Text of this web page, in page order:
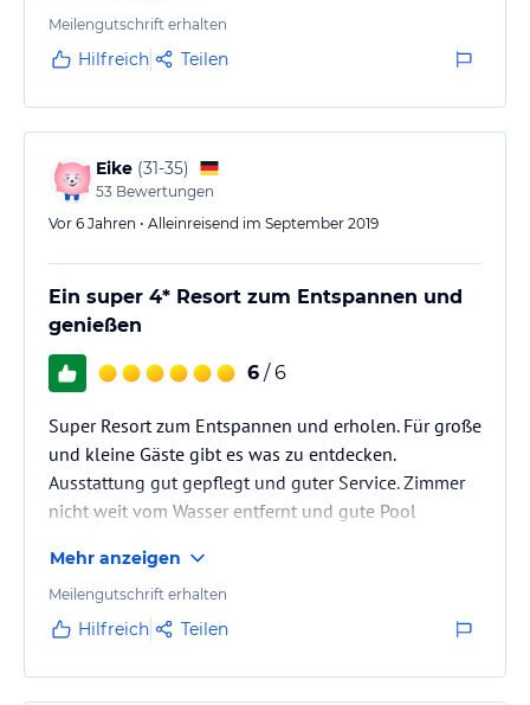
Meilengutschrift erhalten
Hilfreich Teilen
Eike (31-35)
53 Bewertungen
Vor 6 Jahren • Alleinreisend im September 2019
Ein super 4* Resort zum Entspannen und
genießen
6 / 6
Super Resort zum Entspannen und erholen. Für große
und kleine Gäste gibt es was zu entdecken.
Ausstattung gut gepflegt und guter Service. Zimmer
nicht weit vom Wasser entfernt und gute Pool
Mehr anzeigen
Meilengutschrift erhalten
Hilfreich Teilen